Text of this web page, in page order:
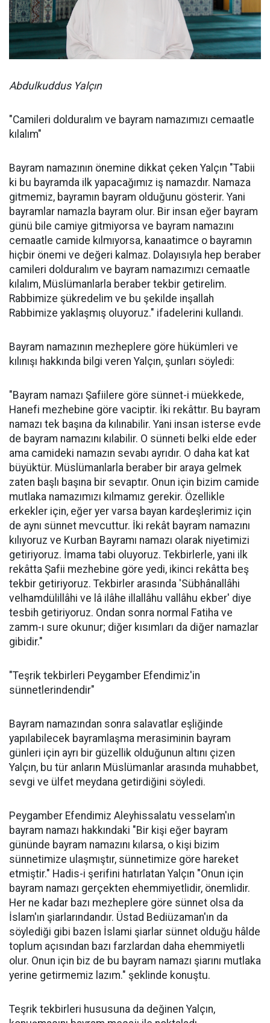
Abdulkuddus Yalçın
"Camileri dolduralım ve bayram namazımızı cemaatle
kılalım"
Bayram namazının önemine dikkat çeken Yalçın "Tabii
ki bu bayramda ilk yapacağımız iş namazdır. Namaza
gitmemiz, bayramın bayram olduğunu gösterir. Yani
bayramlar namazla bayram olur. Bir insan eğer bayram
günü bile camiye gitmiyorsa ve bayram namazını
cemaatle camide kılmıyorsa, kanaatimce o bayramın
hiçbir önemi ve değeri kalmaz. Dolayısıyla hep beraber
camileri dolduralım ve bayram namazımızı cemaatle
kılalım, Müslümanlarla beraber tekbir getirelim.
Rabbimize şükredelim ve bu şekilde inşallah
Rabbimize yaklaşmış oluyoruz." ifadelerini kullandı.
Bayram namazının mezheplere göre hükümleri ve
kılınışı hakkında bilgi veren Yalçın, şunları söyledi:
"Bayram namazı Şafiilere göre sünnet-i müekkede,
Hanefi mezhebine göre vaciptir. İki rekâttır. Bu bayram
namazı tek başına da kılınabilir. Yani insan isterse evde
de bayram namazını kılabilir. O sünneti belki elde eder
ama camideki namazın sevabı ayrıdır. O daha kat kat
büyüktür. Müslümanlarla beraber bir araya gelmek
zaten başlı başına bir sevaptır. Onun için bizim camide
mutlaka namazımızı kılmamız gerekir. Özellikle
erkekler için, eğer yer varsa bayan kardeşlerimiz için
de aynı sünnet mevcuttur. İki rekât bayram namazını
kılıyoruz ve Kurban Bayramı namazı olarak niyetimizi
getiriyoruz. İmama tabi oluyoruz. Tekbirlerle, yani ilk
rekâtta Şafii mezhebine göre yedi, ikinci rekâtta beş
tekbir getiriyoruz. Tekbirler arasında 'Sübhânallâhi
velhamdülillâhi ve lâ ilâhe illallâhu vallâhu ekber' diye
tesbih getiriyoruz. Ondan sonra normal Fatiha ve
zamm-ı sure okunur; diğer kısımları da diğer namazlar
gibidir."
"Teşrik tekbirleri Peygamber Efendimiz'in
sünnetlerindendir"
Bayram namazından sonra salavatlar eşliğinde
yapılabilecek bayramlaşma merasiminin bayram
günleri için ayrı bir güzellik olduğunun altını çizen
Yalçın, bu tür anların Müslümanlar arasında muhabbet,
sevgi ve ülfet meydana getirdiğini söyledi.
Peygamber Efendimiz Aleyhissalatu vesselam'ın
bayram namazı hakkındaki "Bir kişi eğer bayram
gününde bayram namazını kılarsa, o kişi bizim
sünnetimize ulaşmıştır, sünnetimize göre hareket
etmiştir." Hadis-i şerifini hatırlatan Yalçın "Onun için
bayram namazı gerçekten ehemmiyetlidir, önemlidir.
Her ne kadar bazı mezheplere göre sünnet olsa da
İslam'ın şiarlarındandır. Üstad Bediüzaman'ın da
söylediği gibi bazen İslami şiarlar sünnet olduğu hâlde
toplum açısından bazı farzlardan daha ehemmiyetli
olur. Onun için biz de bu bayram namazı şiarını mutlaka
yerine getirmemiz lazım." şeklinde konuştu.
Teşrik tekbirleri hususuna da değinen Yalçın,